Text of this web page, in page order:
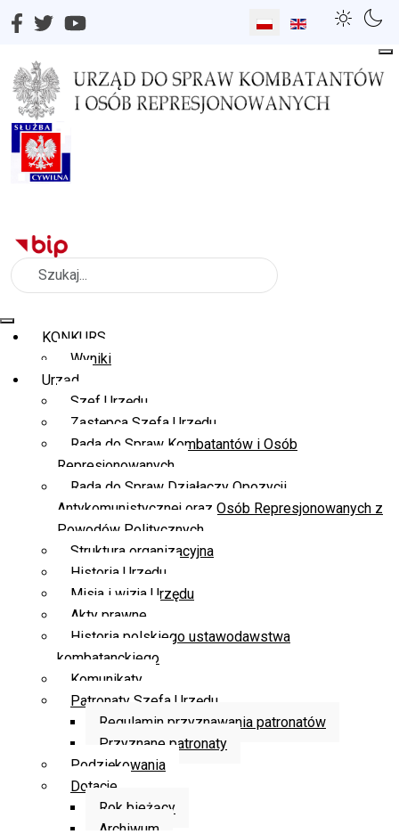
Wybierz swój język
Szukaj
KONKURS
Wyniki
Urząd
Szef Urzędu
Zastępca Szefa Urzędu
Rada do Spraw Kombatantów i Osób
Represjonowanych
Rada do Spraw Działaczy Opozycji
Antykomunistycznej oraz Osób Represjonowanych z
Powodów Politycznych
Struktura organizacyjna
Historia Urzędu
Misja i wizja Urzędu
Akty prawne
Historia polskiego ustawodawstwa
kombatanckiego
Komunikaty
Patronaty Szefa Urzędu
Regulamin przyznawania patronatów
Przyznane patronaty
Podziękowania
Dotacje
Rok bieżący
Archiwum